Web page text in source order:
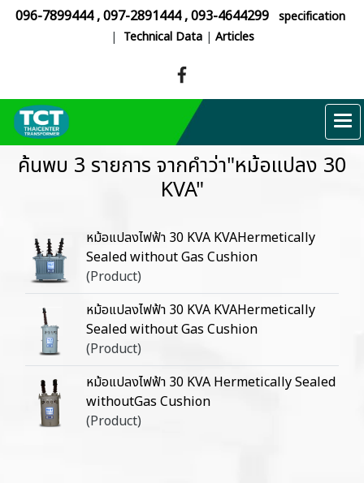
096-7899444,097-2891444,093-4644299 specification
| Technical Data| Articles
ค้นพบ 3 รายการ จากคำว่า"หม้อแปลง 30
KVA"
หม้อแปลงไฟฟ้า 30 KVA KVAHermetically
Sealed without Gas Cushion
(Product)
หม้อแปลงไฟฟ้า 30 KVA KVAHermetically
Sealed without Gas Cushion
(Product)
หม้อแปลงไฟฟ้า 30 KVA Hermetically Sealed
withoutGas Cushion
(Product)